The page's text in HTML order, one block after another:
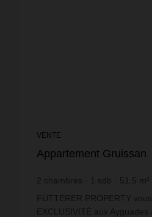
VENTE
Appartement Gruissan
2 chambres sdb 51,5
2 233,01 €prix / m²
FÜTTERER PROPERTY
EXCLUSIVITÉ aux Ayguades